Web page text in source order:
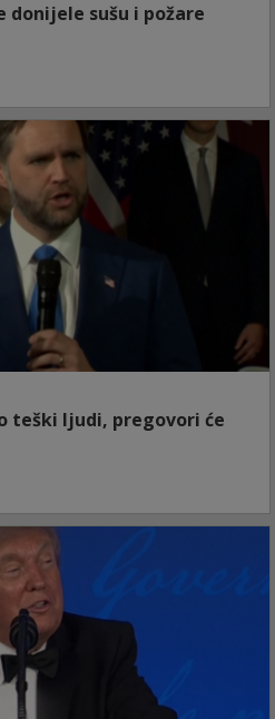
sušu i požare
teški ljudi, pregovori će